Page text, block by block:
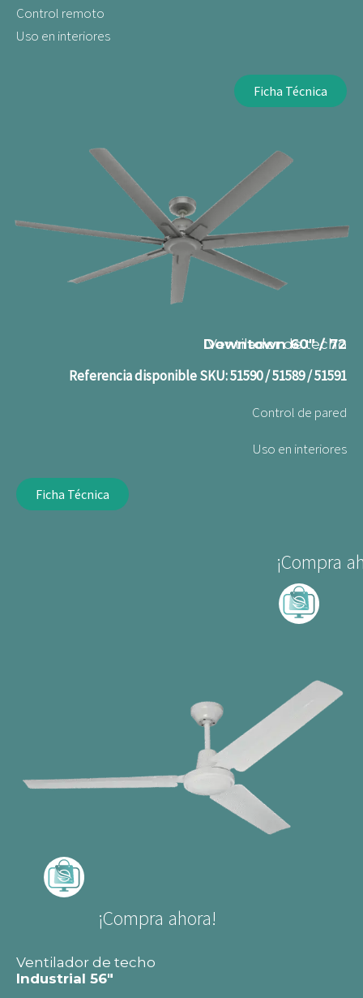
Control remoto
Uso en interiores
Ficha Técnica
Ventilador de techo
Downtown 60" / 72
Referencia disponibleSKU: 51590 / 51589 / 51591
Control de pared
Uso en interiores
Ficha Técnica
¡Compra
¡Compra ahora!
Ventilador de techo
Industrial 56"